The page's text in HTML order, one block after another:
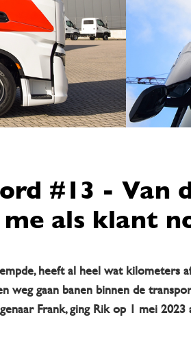
#13 - Van
als klant
heeft al heel wat kilometers
weg gaan banen binnen de
Frank, ging Rik op 1 mei